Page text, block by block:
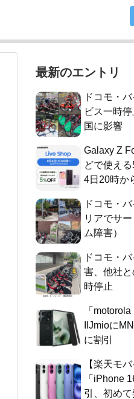
最新のエントリ
ドコモ・
ビス一時
国に影響
Galaxy Z
どで使える
4日20時か
ドコモ・
リアでサ
ム障害）
ドコモ・
害、他社
時停止
「
IIJmioに
に割引
【楽天モ
「iPhone
引、初め